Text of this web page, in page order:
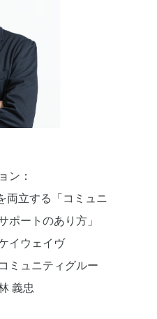
ン：
両立する「コミュニ
ポートのあり方」
イウェイヴ
ミュニティグルー
義忠